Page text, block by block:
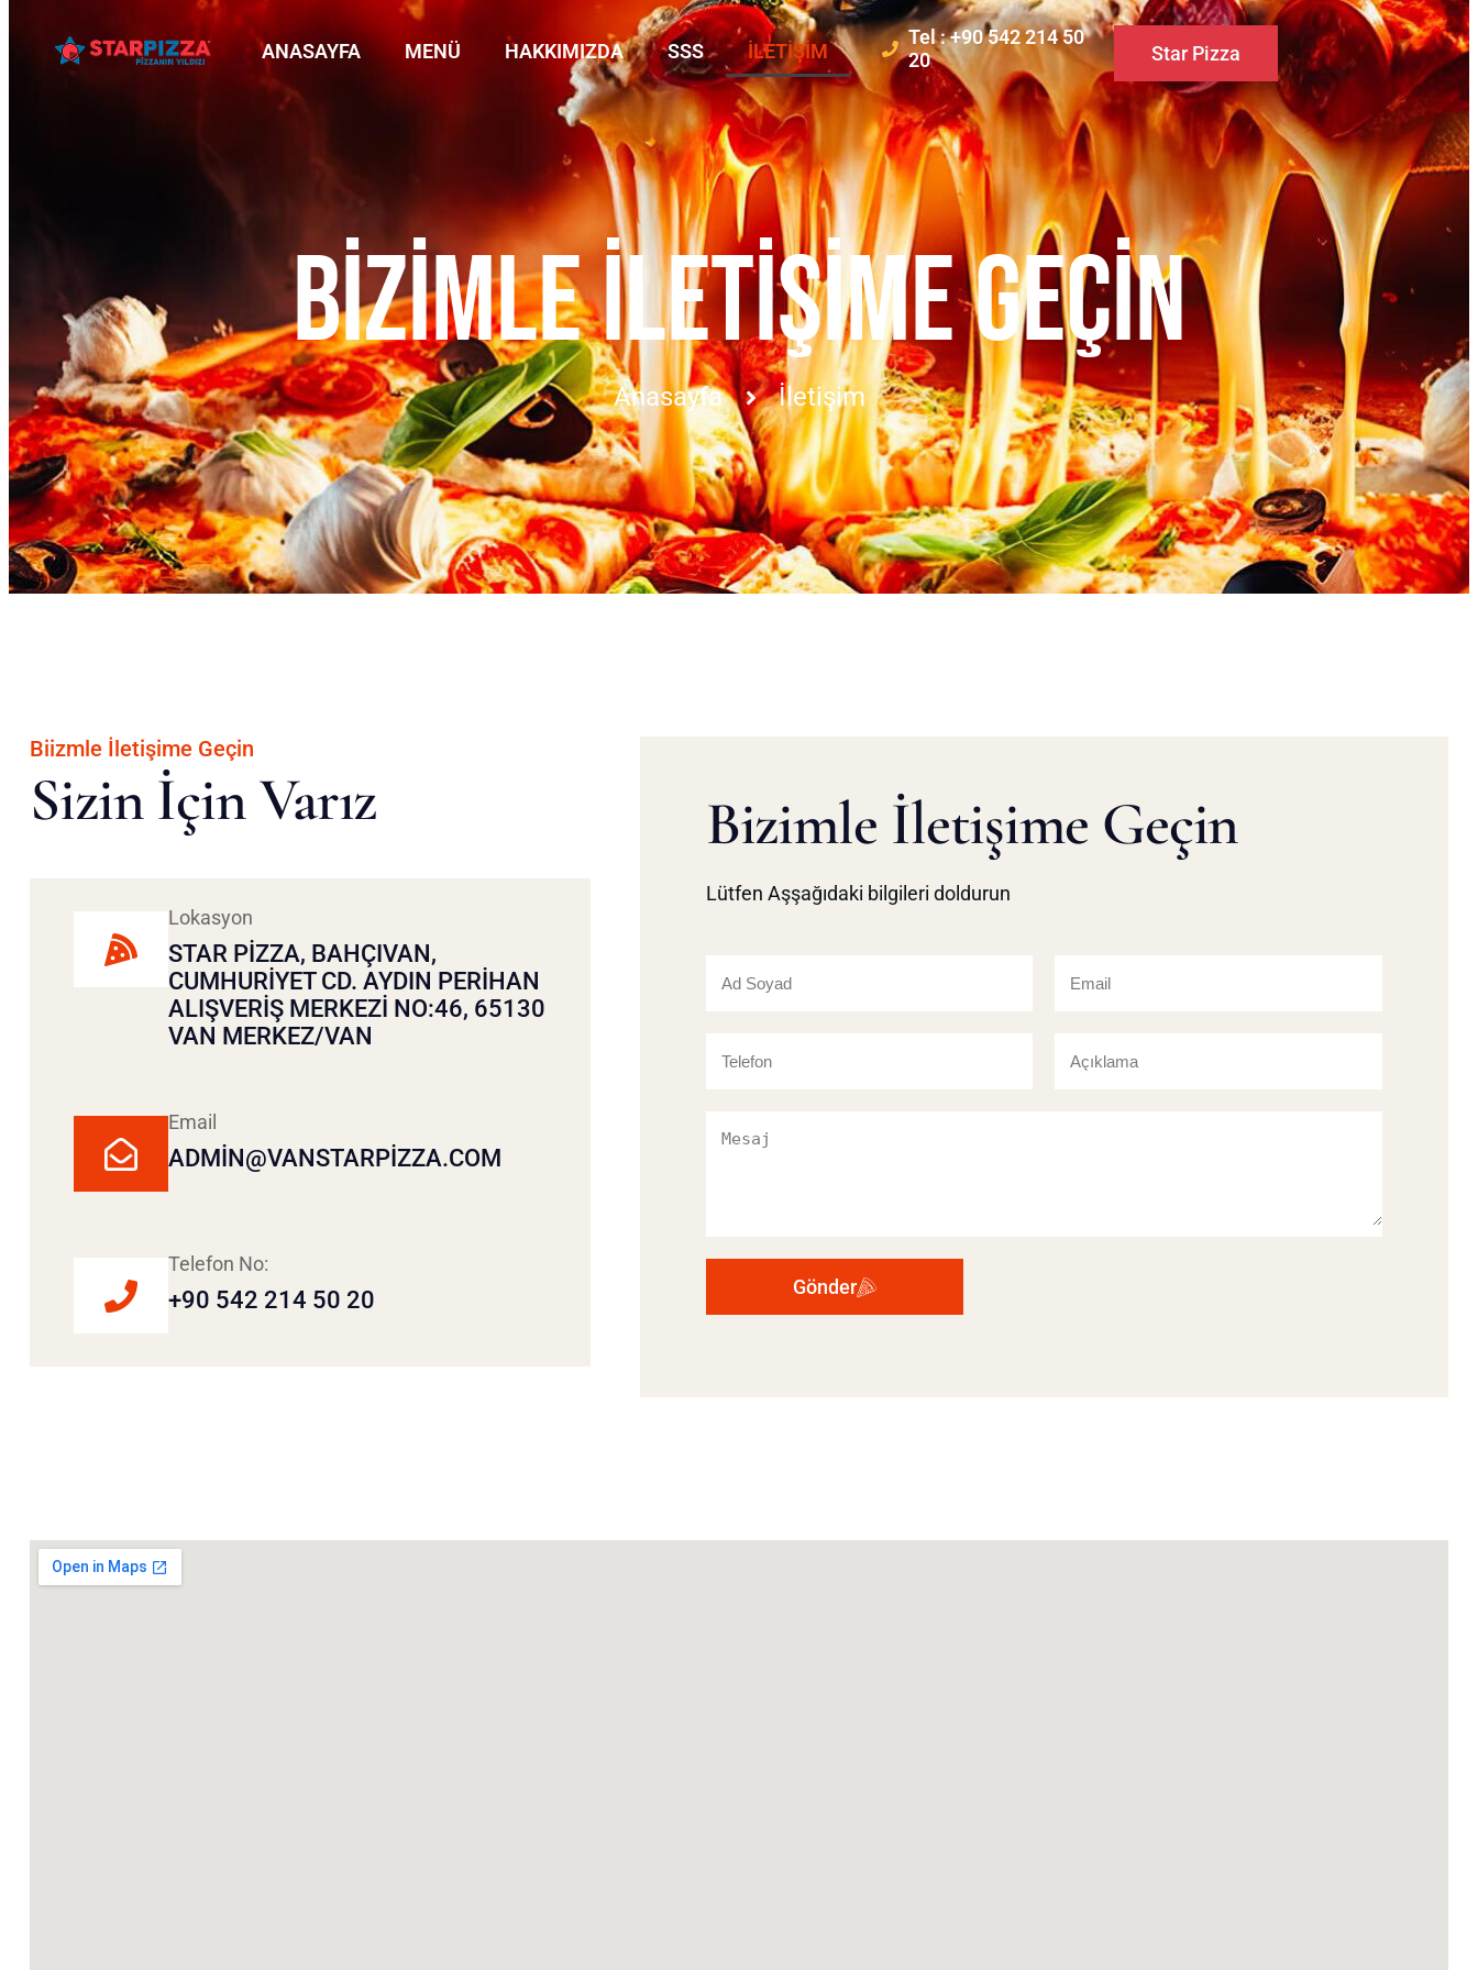
ANASAYFA MENÜ HAKKIMIZDA SSS İLETIŞIM
Tel : +90 542 214 50
20
Star Pizza
BIZIMLE İLETIŞIME GEÇIN
Anasayfa İletişim
Biizmle İletişime Geçin
Sizin İçin Varız
Lokasyon
STAR PIZZA, BAHÇIVAN,
CUMHURIYET CD. AYDIN PERIHAN
ALIŞVERIŞ MERKEZI NO:46, 65130
VAN MERKEZ/VAN
Email
ADMIN@VANSTARPIZZA.COM
Telefon No:
+90 542 214 50 20
Bizimle İletişime Geçin
Lütfen Aşşağıdaki bilgileri doldurun
Gönder